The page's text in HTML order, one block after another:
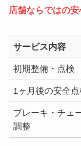
店舗ならではの
サービス内容
初期整備・点検
1ヶ月後の安全点
ブレーキ・チェ
調整